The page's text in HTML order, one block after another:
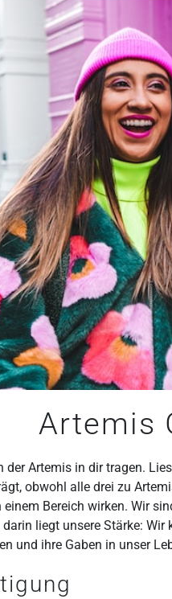
Artemis
der Artemis in dir tragen.
obwohl alle drei zu
einem Bereich wirken. Wir
liegt unsere Stärke:
und ihre Gaben in unser